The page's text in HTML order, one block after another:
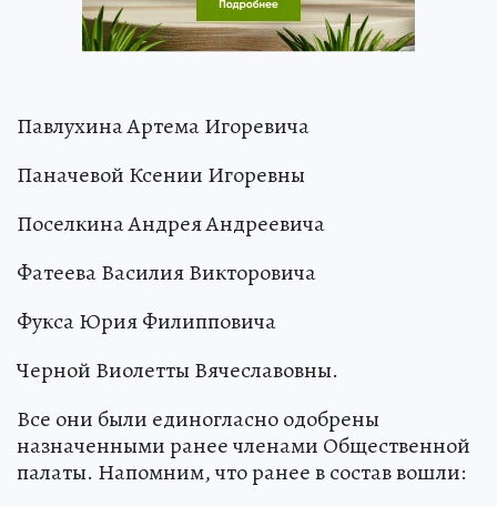
Павлухина Артема Игоревича
Паначевой Ксении Игоревны
Поселкина Андрея Андреевича
Фатеева Василия Викторовича
Фукса Юрия Филипповича
Черной Виолетты Вячеславовны.
Все они были единогласно одобрены
назначенными ранее членами Общественной
палаты. Напомним, что ранее в состав вошли: